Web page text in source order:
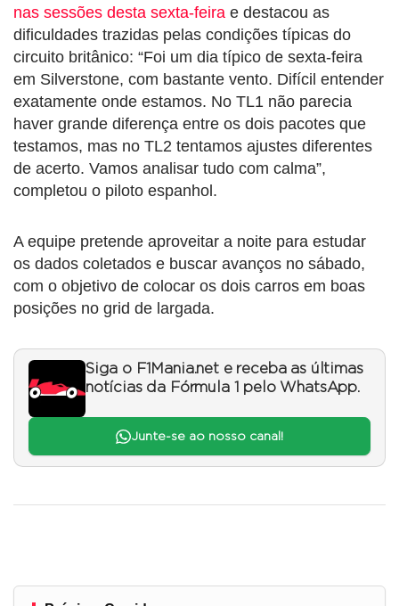
nas sessões desta sexta-feira e destacou as
dificuldades trazidas pelas condições típicas do
circuito britânico: “Foi um dia típico de sexta-feira
em Silverstone, com bastante vento. Difícil entender
exatamente onde estamos. No TL1 não parecia
haver grande diferença entre os dois pacotes que
testamos, mas no TL2 tentamos ajustes diferentes
de acerto. Vamos analisar tudo com calma”,
completou o piloto espanhol.
A equipe pretende aproveitar a noite para estudar
os dados coletados e buscar avanços no sábado,
com o objetivo de colocar os dois carros em boas
posições no grid de largada.
Siga o F1Mania.net e receba as últimas
notícias da Fórmula 1 pelo WhatsApp.
Junte-se ao nosso canal!